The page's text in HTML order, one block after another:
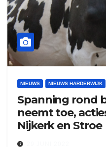
NIEUWS NIEUWS HARDERWIJK
Spanning rond
neemt toe,
Nijkerk en Stroe